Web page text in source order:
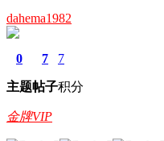
dahema1982
0
主题
7
帖子
7
积分
金牌VIP